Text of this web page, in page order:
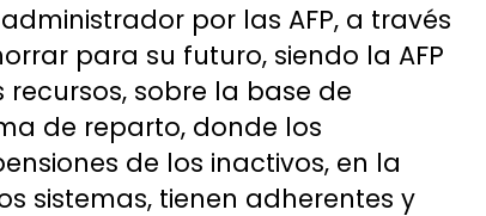
por las AFP, a través
para su futuro, siendo la AFP
sobre la base de
de reparto, donde los
de los inactivos, en la
sistemas, tienen adherentes y